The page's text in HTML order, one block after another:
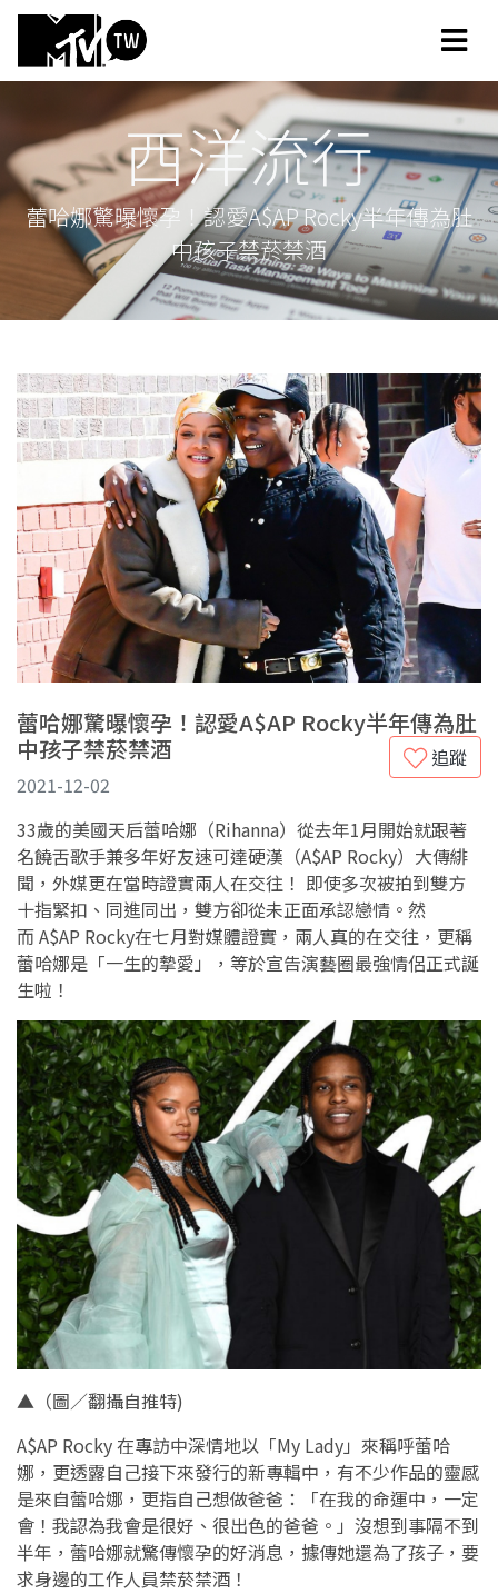
西洋流行
蕾哈娜驚曝懷孕！認愛A$AP Rocky半年傳為肚
中孩子禁菸禁酒
蕾哈娜驚曝懷孕！認愛A$AP Rocky半年傳為肚
中孩子禁菸禁酒
追蹤
2021-12-02
33歲的美國天后蕾哈娜（Rihanna）從去年1月開始就跟著
名饒舌歌手兼多年好友速可達硬漢（A$AP Rocky）大傳緋
聞，外媒更在當時證實兩人在交往！ 即使多次被拍到雙方
十指緊扣、同進同出，雙方卻從未正面承認戀情。然
而 A$AP Rocky在七月對媒體證實，兩人真的在交往，更稱
蕾哈娜是「一生的摯愛」，等於宣告演藝圈最強情侶正式誕
生啦！
▲（圖／翻攝自推特)
A$AP Rocky 在專訪中深情地以「My Lady」來稱呼蕾哈
娜，更透露自己接下來發行的新專輯中，有不少作品的靈感
是來自蕾哈娜，更指自己想做爸爸：「在我的命運中，一定
會！我認為我會是很好、很出色的爸爸。」沒想到事隔不到
半年，蕾哈娜就驚傳懷孕的好消息，據傳她還為了孩子，要
求身邊的工作人員禁菸禁酒！